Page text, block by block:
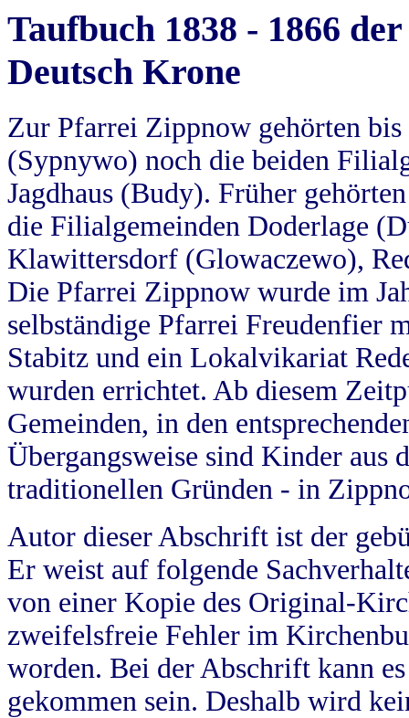
Taufbuch 1838 - 1866
Deutsch Krone
Zur Pfarrei Zippnow gehörten
(Sypnywo) noch die beiden
Jagdhaus (Budy). Früher
die Filialgemeinden Doderlage
Klawittersdorf (Glowaczewo),
Die Pfarrei Zippnow wurde im
selbständige Pfarrei Freudenfier
Stabitz und ein Lokalvikariat
wurden errichtet. Ab diesem
Gemeinden, in den
Übergangsweise sind Kinder aus
traditionellen Gründen - in
Autor dieser Abschrift ist der
Er weist auf folgende
von einer Kopie des Original-
zweifelsfreie Fehler im
worden. Bei der Abschrift kann
gekommen sein. Deshalb wird